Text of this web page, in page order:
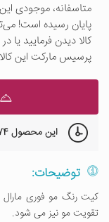
متاسفانه، موجودی
پایان رسیده است!
کالا دیدن فرمایید
پرسیس مارکت این
این محصول74
توضیحات:
کیت رنگ مو فوری
تقویت مو نیز می شود.